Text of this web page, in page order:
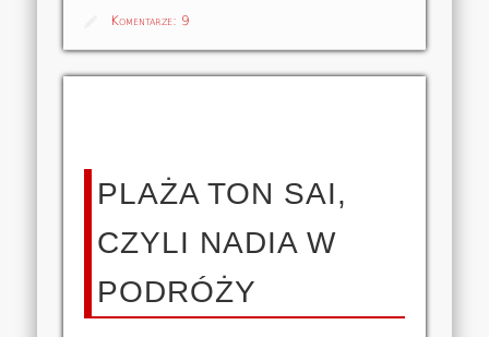
Komentarze: 9
PLAŻA TON SAI,
CZYLI NADIA W
PODRÓŻY